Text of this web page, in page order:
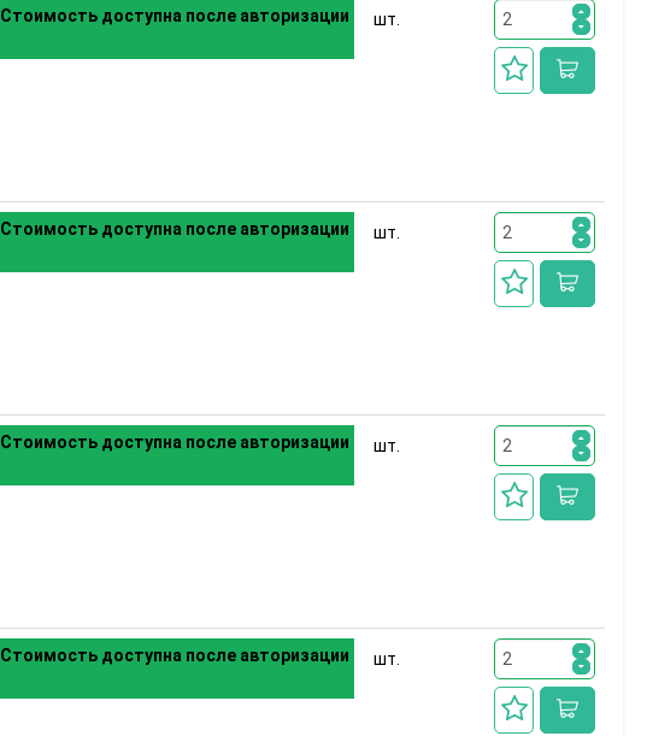
Стоимость доступна после авторизации шт.
Стоимость доступна после авторизации шт.
Стоимость доступна после авторизации шт.
Стоимость доступна после авторизации шт.